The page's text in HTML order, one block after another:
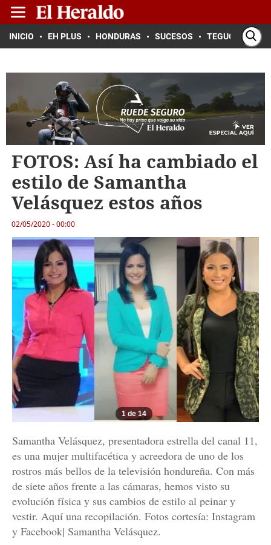
INICIO EH PLUS HONDURAS SUCESOS TEGUCIGALPA
FOTOS: Así ha cambiado el
estilo de Samantha
Velásquez estos años
02/05/2020 - 00:00
1 de 14
Samantha Velásquez, presentadora estrella del canal 11,
es una mujer multifacética y acreedora de uno de los
rostros más bellos de la televisión hondureña. Con más
de siete años frente a las cámaras, hemos visto su
evolución física y sus cambios de estilo al peinar y
vestir. Aquí una recopilación. Fotos cortesía: Instagram
y Facebook| Samantha Velásquez.